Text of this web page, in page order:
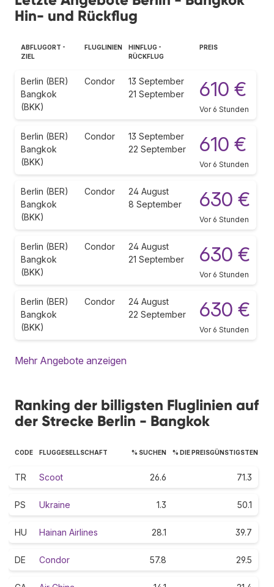
Hin- und Rückflug
ABFLUGORT -
ZIEL
FLUGLINIEN
HINFLUG -
RÜCKFLUG
PREIS
Berlin (BER)
Bangkok
(BKK)
Condor
13 September
21 September
610 €
Vor 6 Stunden
Berlin (BER)
Bangkok
(BKK)
Condor
13 September
22 September
610 €
Vor 6 Stunden
Berlin (BER)
Bangkok
(BKK)
Condor
24 August
8 September
630 €
Vor 6 Stunden
Berlin (BER)
Bangkok
(BKK)
Condor
24 August
21 September
630 €
Vor 6 Stunden
Berlin (BER)
Bangkok
(BKK)
Condor
24 August
22 September
630 €
Vor 6 Stunden
Mehr Angebote anzeigen
Ranking der billigsten Fluglinien auf
der Strecke Berlin - Bangkok
CODE FLUGGESELLSCHAFT % SUCHEN % DIE PREISGÜNSTIGSTEN
TR Scoot 26.6 71.3
PS Ukraine 1.3 50.1
HU Hainan Airlines 28.1 39.7
DE Condor 57.8 29.5